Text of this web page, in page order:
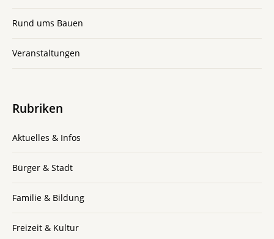
Rund ums Bauen
Veranstaltungen
Rubriken
Aktuelles & Infos
Bürger & Stadt
Familie & Bildung
Freizeit & Kultur